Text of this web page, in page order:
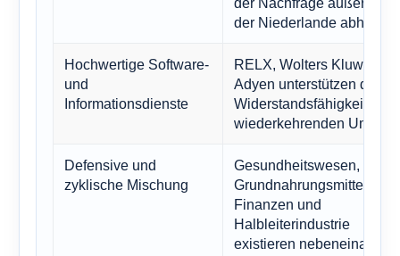
der Niederlande
Hochwertige Software-
und
Informationsdienste
RELX, Wolters Kluwer
Adyen unterstützen die
Widerstandsfähigkeit bei
wiederkehrenden
Defensive und
zyklische Mischung
Gesundheitswesen,
Grundnahrungsmittel,
Finanzen und
Halbleiterindustrie
existieren nebeneinander.